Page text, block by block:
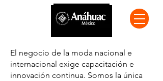
El negocio de la moda nacional e
internacional exige capacitación e
innovación continua. Somos la única